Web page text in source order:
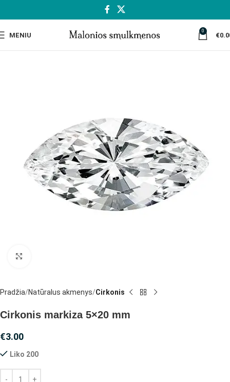
MENIU
0
€
Pradžia Natūralus akmenys Cirkonis
Cirkonis markiza 5×20 mm
€3.00
Liko 200